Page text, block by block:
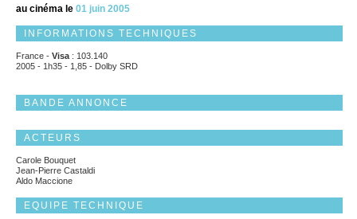
au cinéma le 01 juin 2005
INFORMATIONS TECHNIQUES
France - Visa : 103.140
2005 - 1h35 - 1,85 - Dolby SRD
BANDE ANNONCE
ACTEURS
Carole Bouquet
Jean-Pierre Castaldi
Aldo Maccione
EQUIPE TECHNIQUE